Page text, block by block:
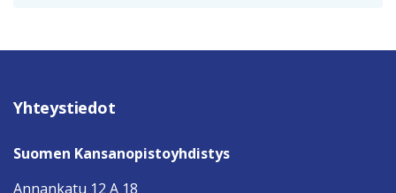
Yhteystiedot
Suomen Kansanopistoyhdistys
Annankatu 12 A 18